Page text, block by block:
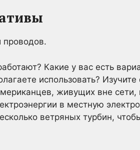
Какие у вас есть
использовать?
живущих вне сети,
в местную
ветряных турбин,